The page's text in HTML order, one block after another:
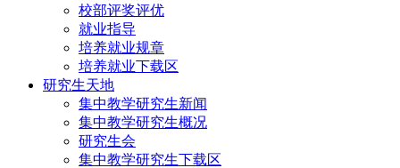
校部评奖评优
就业指导
培养就业规章
培养就业下载区
研究生天地
集中教学研究生新闻
集中教学研究生概况
研究生会
集中教学研究生下载区